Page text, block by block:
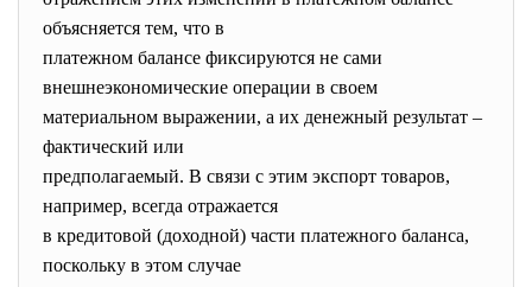
объясняется тем, что в
платежном балансе фиксируются не сами
внешнеэкономические операции в своем
материальном выражении, а их денежный результат –
фактический или
предполагаемый. В связи с этим экспорт товаров,
например, всегда отражается
в кредитовой (доходной) части платежного баланса,
поскольку в этом случае